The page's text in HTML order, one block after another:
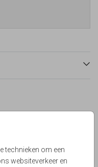
technieken om een
websiteverkeer en
en sterren.